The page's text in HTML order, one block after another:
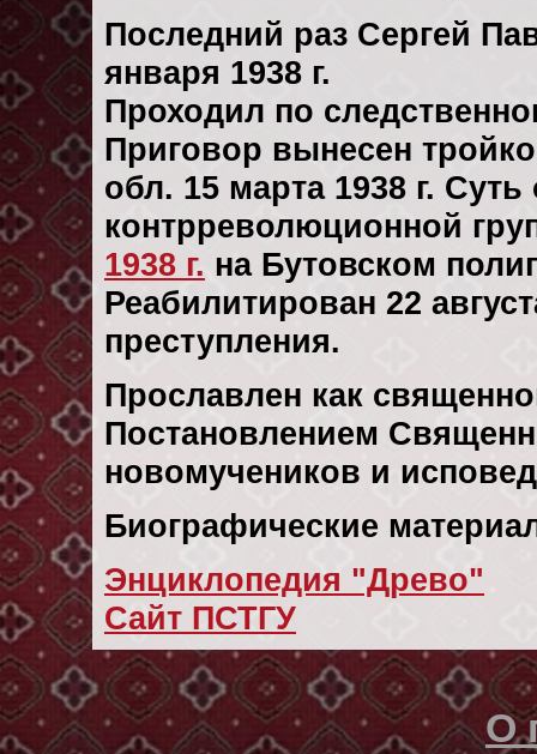
Последний раз Сергей
января 1938 г.
Проходил по
Приговор вынесен
обл. 15 марта 1938 г.
контрреволюционной
1938 г. на Бутовском
Реабилитирован 22
преступления.
Прославлен как
Постановлением
новомучеников и
Биографические
Энциклопедия "Древо"
Сайт ПСТГУ
О